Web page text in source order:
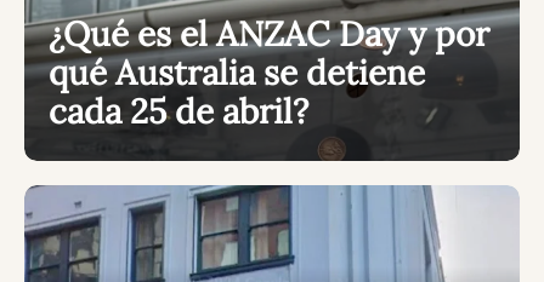
¿Qué es el ANZAC Day y por
qué Australia se detiene
cada 25 de abril?